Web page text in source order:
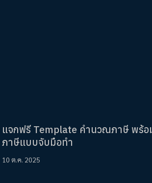
แจกฟรี Template คำนวณภาษี พร้
ภาษีแบบจับมือทำ
10 ต.ค. 2025